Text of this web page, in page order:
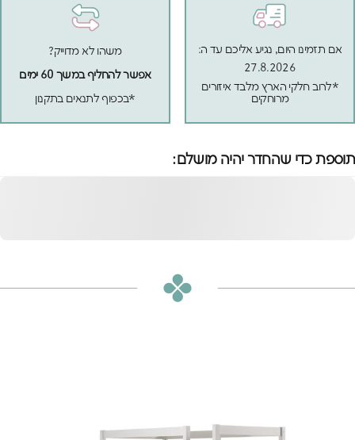
אם תזמינו היום, נגיע אליכם עד ה:
27.8.2026
*לרוב חלקי הארץ מלבד איזורים
מרוחקים
משהו לא מדוייק?
אפשר להחליף במשך 60 ימים
*בכפוף לתנאים בתקנון
תוספת כדי שהחדר יהיה מושלם:
₪4,670